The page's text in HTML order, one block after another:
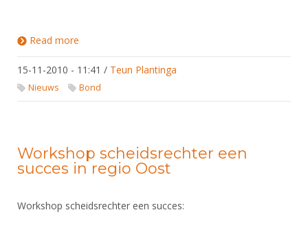
Read more
15-11-2010 - 11:41 / Teun Plantinga
Nieuws Bond
Workshop scheidsrechter een
succes in regio Oost
Workshop scheidsrechter een succes: